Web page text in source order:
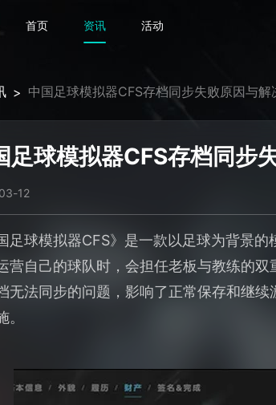
首页 资讯 活动
> 中国足球模拟器CFS存档同步失败原因与解
足球模拟器CFS存档同步
12
足球模拟器CFS》是一款以足球为背景
营自己的球队时，会担任老板与教练的
无法同步的问题，影响了正常保存和继
。